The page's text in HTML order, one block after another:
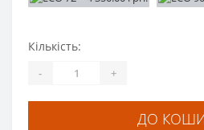
Кількість:
- +
ДО